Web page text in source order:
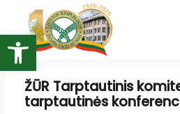
Open toolbar
turinio
ŽŪR Tarptautinis
tarptautinės